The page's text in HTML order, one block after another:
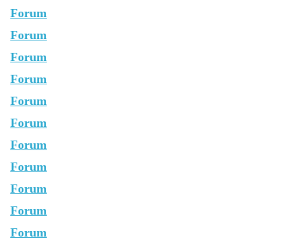
Forum
Forum
Forum
Forum
Forum
Forum
Forum
Forum
Forum
Forum
Forum